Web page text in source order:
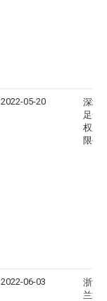
2022-05-20
深圳
足知
权服
限公
2022-06-03
浙江
兰汽